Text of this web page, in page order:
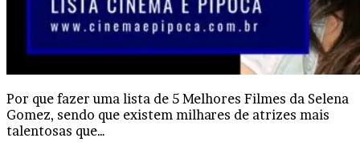
Por que fazer uma lista de 5 Melhores Filmes da Selena
Gomez, sendo que existem milhares de atrizes mais
talentosas que…